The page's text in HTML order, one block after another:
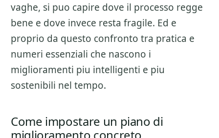
vaghe, si puo capire dove il processo regge
bene e dove invece resta fragile. Ed e
proprio da questo confronto tra pratica e
numeri essenziali che nascono i
miglioramenti piu intelligenti e piu
sostenibili nel tempo.
Come impostare un piano di